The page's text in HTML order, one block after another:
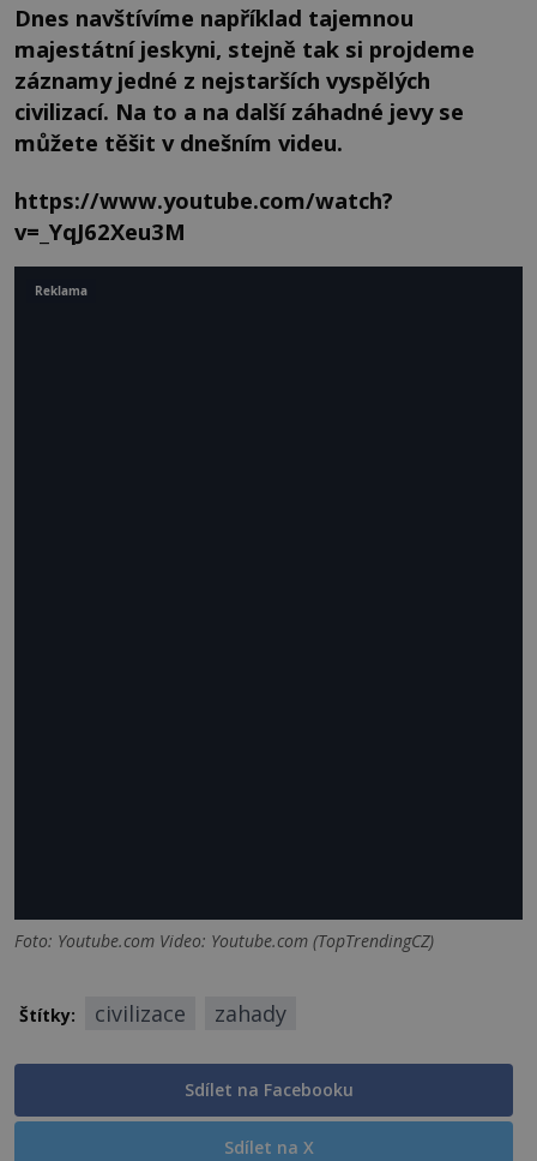
Dnes navštívíme například tajemnou
majestátní jeskyni, stejně tak si projdeme
záznamy jedné z nejstarších vyspělých
civilizací. Na to a na další záhadné jevy se
můžete těšit v dnešním videu.
https://www.youtube.com/watch?
v=_YqJ62Xeu3M
Foto: Youtube.com Video: Youtube.com (TopTrendingCZ)
Štítky: civilizace zahady
Sdílet na Facebooku
Sdílet na X
Reklama